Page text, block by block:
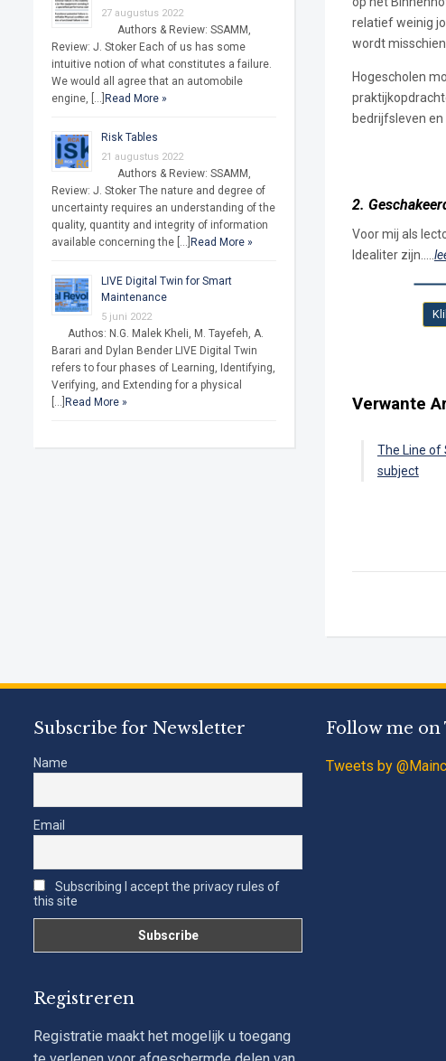
27 augustus 2022
Authors & Review: SSAMM,
Review: J. Stoker Each of us has some
intuitive notion of what constitutes a failure.
We would all agree that an automobile
engine, […] Read More »
Risk Tables
21 augustus 2022
Authors & Review: SSAMM,
Review: J. Stoker The nature and degree of
uncertainty requires an understanding of the
quality, quantity and integrity of information
available concerning the […] Read More »
LIVE Digital Twin for Smart
Maintenance
5 juni 2022
Authos: N.G. Malek Kheli, M. Tayefeh, A.
Barari and Dylan Bender LIVE Digital Twin
refers to four phases of Learning, Identifying,
Verifying, and Extending for a physical
Read More »
relatief weinig
wordt
Hogescholen
bedrijfsleven en
2.
Voor mij als
Idealiter zijn…..
Verwante
The Line of
subject
Subscribe for Newsletter
Name
Email
Subscribing I accept the privacy rules of
this site
Registreren
Registratie maakt het mogelijk u toegang
Follow me
Tweets by